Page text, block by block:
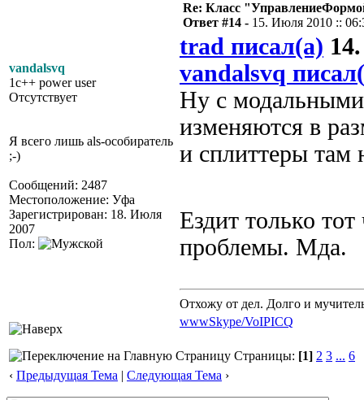
vandalsvq
1c++ power user
Отсутствует
Я всего лишь als-особиратель
;-)
Сообщений: 2487
Местоположение: Уфа
Зарегистрирован: 18. Июля
2007
Пол:
Re: Класс
Ответ #14 - 15. Июля 2010 ::
trad писал(а)
vandalsvq
Ну с
изменяются в
и сплиттеры там
Ездит только
проблемы. Мда.
Отхожу от дел. Долго и
wwwSkype/VoIPICQ
Страницы: [1] 2 3 ... 6
‹ Предыдущая Тема | Следующая Тема ›